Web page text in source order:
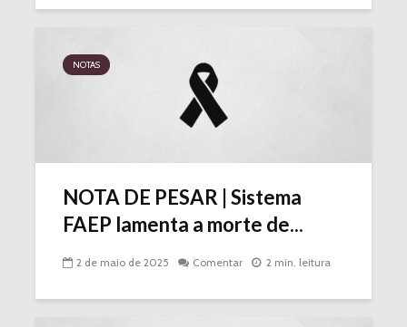
NOTAS
NOTA DE PESAR | Sistema
FAEP lamenta a morte de...
2 de maio de 2025 Comentar 2 min. leitura